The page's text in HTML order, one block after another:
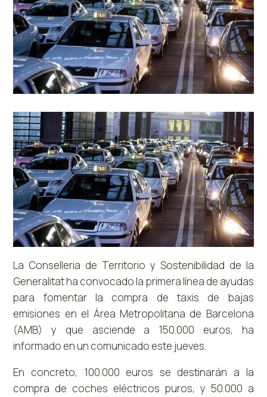
La Conselleria de Territorio y Sostenibilidad de la
Generalitat ha convocado la primera línea de ayudas
para fomentar la compra de taxis de bajas
emisiones en el Área Metropolitana de Barcelona
(AMB) y que asciende a 150.000 euros, ha
informado en un comunicado este jueves.
En concreto, 100.000 euros se destinarán a la
compra de coches eléctricos puros, y 50.000 a